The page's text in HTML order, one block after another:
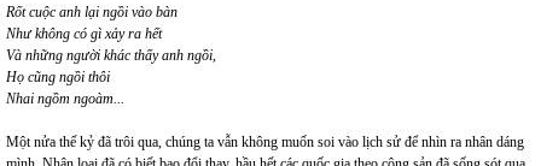
Rốt cuộc anh lại ngồi vào bàn
Như không có gì xảy ra hết
Và những người khác thấy anh ngồi,
Họ cũng ngồi thôi
Nhai ngồm ngoàm...
Một nửa thế kỷ đã trôi qua, chúng ta vẫn không muốn soi vào lịch sử để nhìn ra nhân dáng